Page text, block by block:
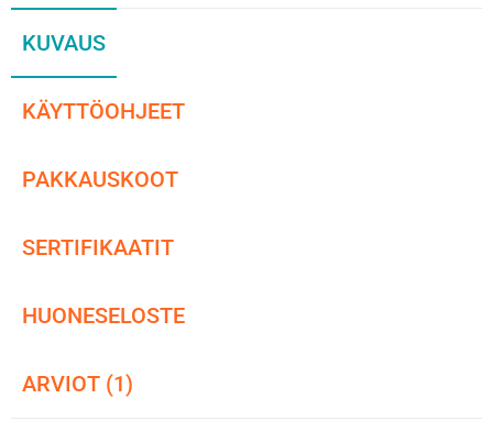
KUVAUS
KÄYTTÖOHJEET
PAKKAUSKOOT
SERTIFIKAATIT
HUONESELOSTE
ARVIOT (1)